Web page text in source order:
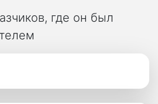
где он был